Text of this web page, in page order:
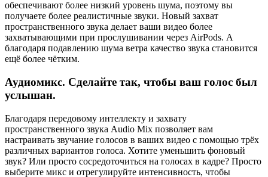
обеспечивают более низкий уровень шума, поэтому вы
получаете более реалистичные звуки. Новый захват
пространственного звука делает ваши видео более
захватывающими при прослушивании через AirPods. А
благодаря подавлению шума ветра качество звука становится
ещё более чётким.
Аудиомикс. Сделайте так, чтобы ваш голос был
услышан.
Благодаря передовому интеллекту и захвату
пространственного звука Audio Mix позволяет вам
настраивать звучание голосов в ваших видео с помощью трёх
различных вариантов голоса. Хотите уменьшить фоновый
звук? Или просто сосредоточиться на голосах в кадре? Просто
выберите микс и отрегулируйте интенсивность, чтобы